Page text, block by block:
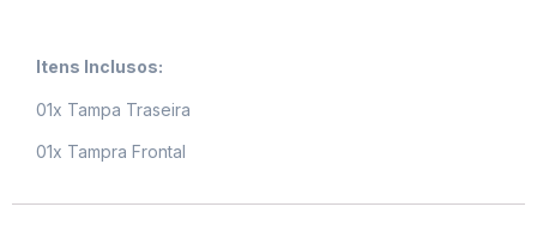
Itens Inclusos:
01x Tampa Traseira
01x Tampra Frontal